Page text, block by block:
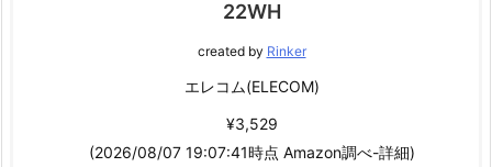
22WH
created by Rinker
エレコム(ELECOM)
¥3,529
(2026/08/07 19:07:41時点 Amazon調べ-詳細)